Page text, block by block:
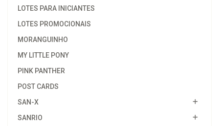
LOTES PARA INICIANTES
LOTES PROMOCIONAIS
MORANGUINHO
MY LITTLE PONY
PINK PANTHER
POST CARDS
SAN-X
SANRIO